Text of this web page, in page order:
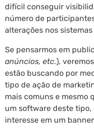
difícil conseguir
número de
alterações nos
Se pensarmos em
anúncios, etc.),
estão buscando por
tipo de ação de
mais comuns e mesmo
um software deste
interesse em um